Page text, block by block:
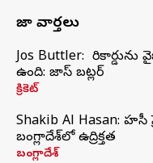
తాజా వార్తలు
Jos Buttler: నా
ఉంది: జాస్ బట్లర్
క్రికెట్
Shakib Al Hasan:
బంగ్లాదేశ్‌లో ఉద్రిక్తత
బంగ్లాదేశ్